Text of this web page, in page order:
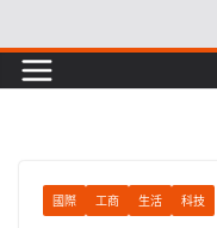
to
content
國際 工商 生活 科技